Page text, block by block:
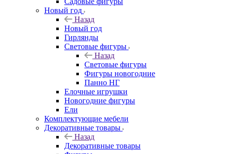
Новый год
Назад
Новый год
Гирлянды
Световые фигуры
Назад
Световые фигуры
Фигуры новогодние
Панно НГ
Елочные игрушки
Новогодние фигуры
Ели
Комплектующие мебели
Декоративные товары
Назад
Декоративные товары